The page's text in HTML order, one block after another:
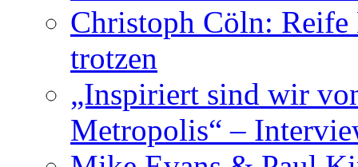
Christoph Cöln:
trotzen
„Inspiriert sind wir
Metropolis“ –